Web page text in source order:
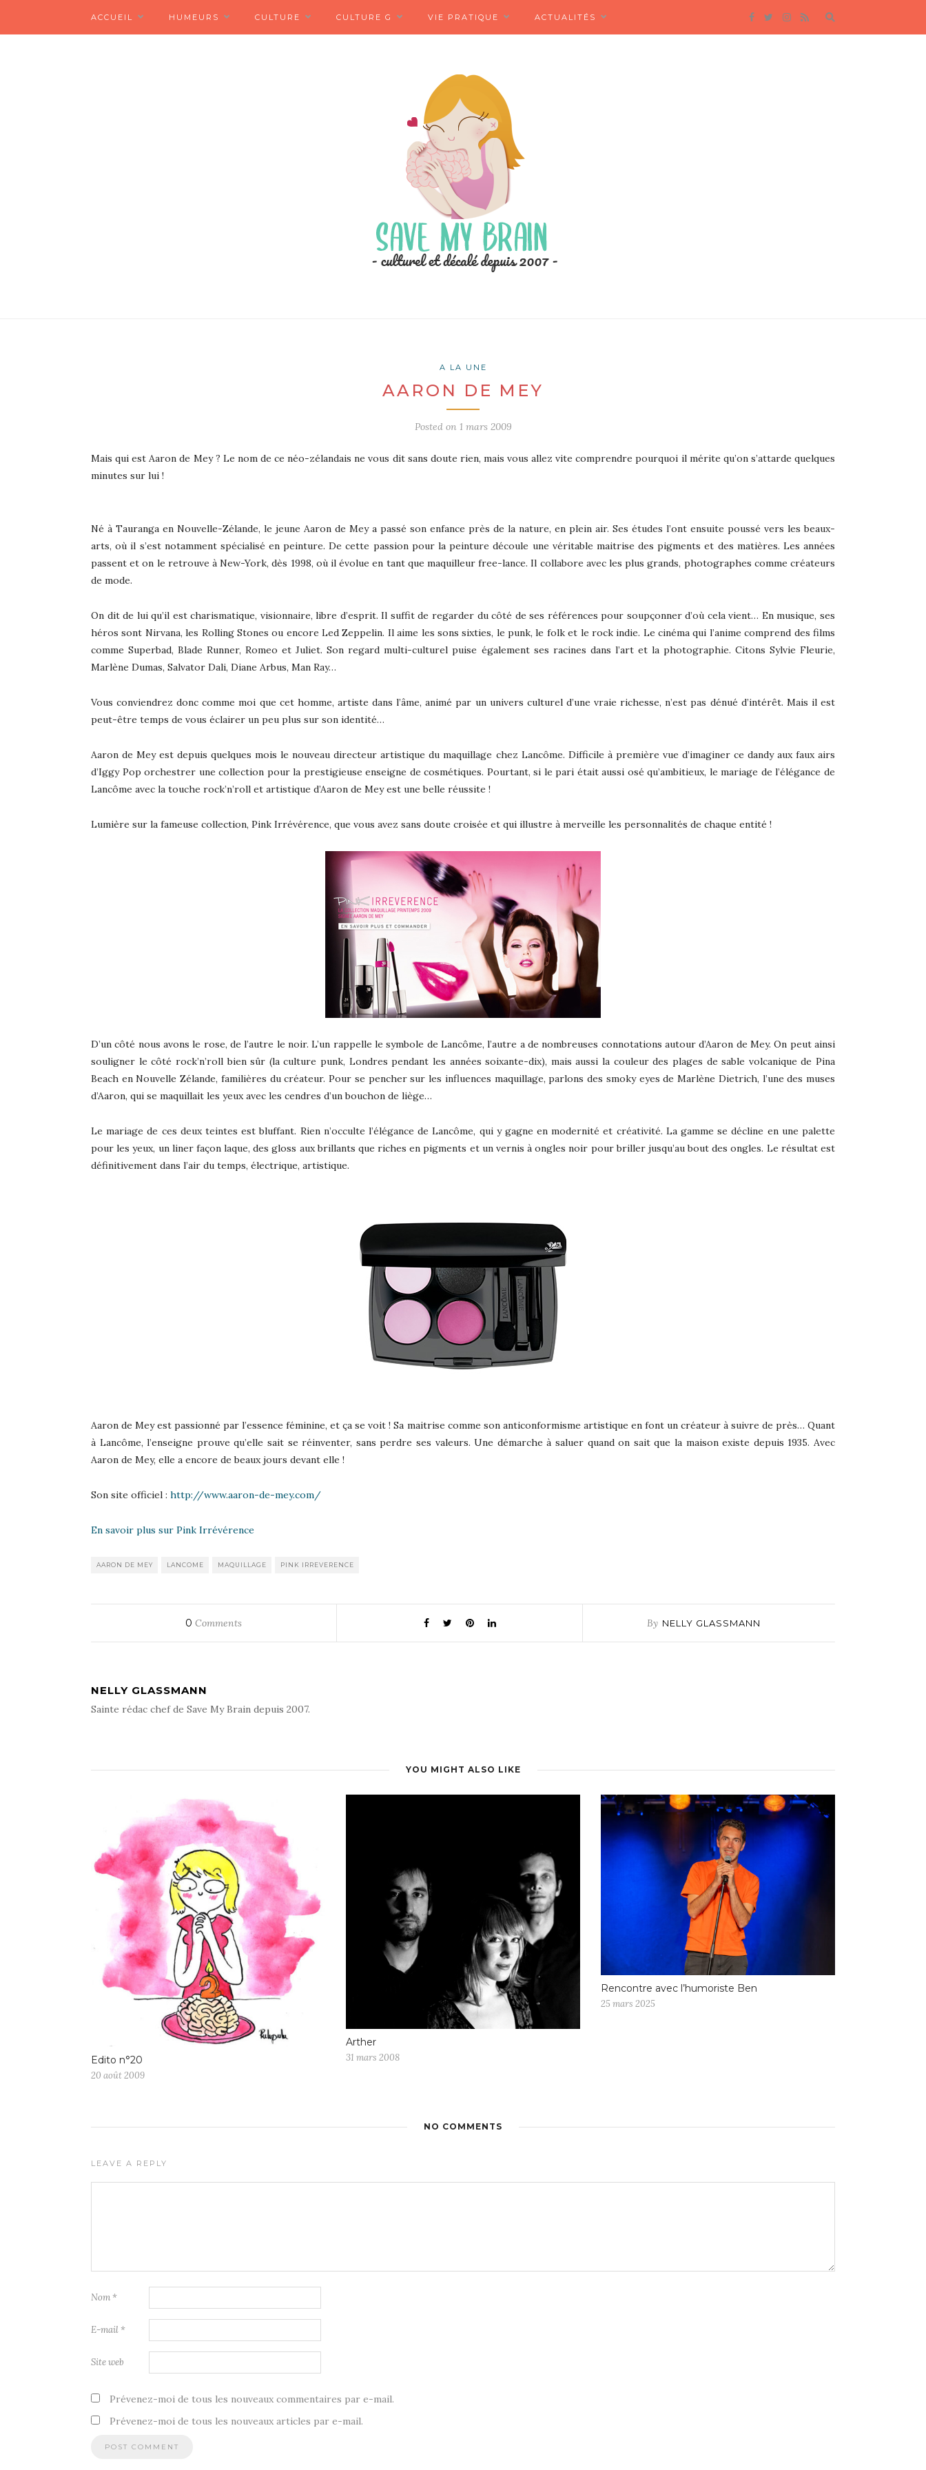
ACCUEIL HUMEURS CULTURE CULTURE G VIE PRATIQUE ACTUALITÉS
A LA UNE
AARON DE MEY
Posted on 1 mars 2009
Mais qui est Aaron de Mey ? Le nom de ce néo-zélandais ne vous dit sans doute rien, mais vous allez vite comprendre pourquoi il mérite qu’on s’attarde quelques
minutes sur lui !
Né à Tauranga en Nouvelle-Zélande, le jeune Aaron de Mey a passé son enfance près de la nature, en plein air. Ses études l’ont ensuite poussé vers les beaux-
arts, où il s’est notamment spécialisé en peinture. De cette passion pour la peinture découle une véritable maitrise des pigments et des matières. Les années
passent et on le retrouve à New-York, dès 1998, où il évolue en tant que maquilleur free-lance. Il collabore avec les plus grands, photographes comme créateurs
de mode.
On dit de lui qu’il est charismatique, visionnaire, libre d’esprit. Il suffit de regarder du côté de ses références pour soupçonner d’où cela vient… En musique, ses
héros sont Nirvana, les Rolling Stones ou encore Led Zeppelin. Il aime les sons sixties, le punk, le folk et le rock indie. Le cinéma qui l’anime comprend des films
comme Superbad, Blade Runner, Romeo et Juliet. Son regard multi-culturel puise également ses racines dans l’art et la photographie. Citons Sylvie Fleurie,
Marlène Dumas, Salvator Dali, Diane Arbus, Man Ray…
Vous conviendrez donc comme moi que cet homme, artiste dans l’âme, animé par un univers culturel d’une vraie richesse, n’est pas dénué d’intérêt. Mais il est
peut-être temps de vous éclairer un peu plus sur son identité…
Aaron de Mey est depuis quelques mois le nouveau directeur artistique du maquillage chez Lancôme. Difficile à première vue d’imaginer ce dandy aux faux airs
d’Iggy Pop orchestrer une collection pour la prestigieuse enseigne de cosmétiques. Pourtant, si le pari était aussi osé qu’ambitieux, le mariage de l’élégance de
Lancôme avec la touche rock’n’roll et artistique d’Aaron de Mey est une belle réussite !
Lumière sur la fameuse collection, Pink Irrévérence, que vous avez sans doute croisée et qui illustre à merveille les personnalités de chaque entité !
D’un côté nous avons le rose, de l’autre le noir. L’un rappelle le symbole de Lancôme, l’autre a de nombreuses connotations autour d’Aaron de Mey. On peut ainsi
souligner le côté rock’n’roll bien sûr (la culture punk, Londres pendant les années soixante-dix), mais aussi la couleur des plages de sable volcanique de Pina
Beach en Nouvelle Zélande, familières du créateur. Pour se pencher sur les influences maquillage, parlons des smoky eyes de Marlène Dietrich, l’une des muses
d’Aaron, qui se maquillait les yeux avec les cendres d’un bouchon de liège…
Le mariage de ces deux teintes est bluffant. Rien n’occulte l’élégance de Lancôme, qui y gagne en modernité et créativité. La gamme se décline en une palette
pour les yeux, un liner façon laque, des gloss aux brillants que riches en pigments et un vernis à ongles noir pour briller jusqu’au bout des ongles. Le résultat est
définitivement dans l’air du temps, électrique, artistique.
Aaron de Mey est passionné par l’essence féminine, et ça se voit ! Sa maitrise comme son anticonformisme artistique en font un créateur à suivre de près… Quant
à Lancôme, l’enseigne prouve qu’elle sait se réinventer, sans perdre ses valeurs. Une démarche à saluer quand on sait que la maison existe depuis 1935. Avec
Aaron de Mey, elle a encore de beaux jours devant elle !
Son site officiel : http://www.aaron-de-mey.com/
En savoir plus sur Pink Irrévérence
AARON DE MEY LANCOME MAQUILLAGE PINK IRREVERENCE
0 Comments By NELLY GLASSMANN
NELLY GLASSMANN
Sainte rédac chef de Save My Brain depuis 2007.
YOU MIGHT ALSO LIKE
Edito n°20
20 août 2009
Arther
31 mars 2008
Rencontre avec l’humoriste Ben
25 mars 2025
NO COMMENTS
LEAVE A REPLY
Nom *
E-mail *
Site web
Prévenez-moi de tous les nouveaux commentaires par e-mail.
Prévenez-moi de tous les nouveaux articles par e-mail.